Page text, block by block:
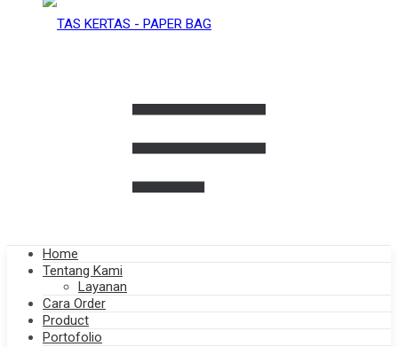
Home
Tentang Kami
Layanan
Cara Order
Product
Portofolio